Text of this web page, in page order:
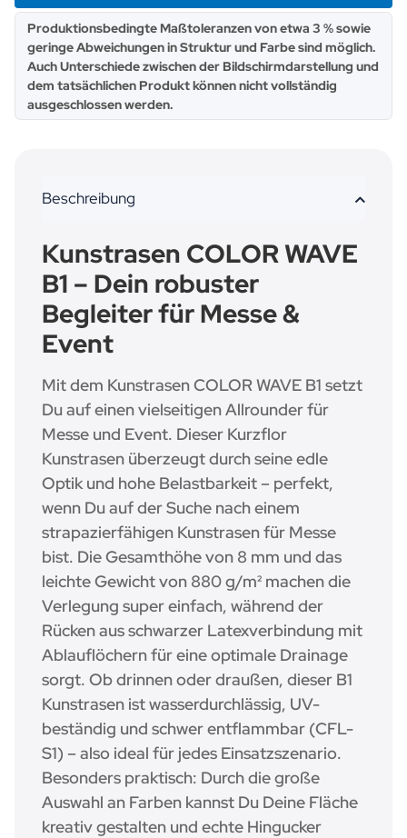
x
Produktionsbedingte Maßtoleranzen von etwa 3 % sowie
geringe Abweichungen in Struktur und Farbe sind möglich.
Auch Unterschiede zwischen der Bildschirmdarstellung und
dem tatsächlichen Produkt können nicht vollständig
ausgeschlossen werden.
Beschreibung
Kunstrasen COLOR WAVE
B1 – Dein robuster
Begleiter für Messe &
Event
Mit dem Kunstrasen COLOR WAVE B1 setzt
Du auf einen vielseitigen Allrounder für
Messe und Event. Dieser Kurzflor
Kunstrasen überzeugt durch seine edle
Optik und hohe Belastbarkeit – perfekt,
wenn Du auf der Suche nach einem
strapazierfähigen Kunstrasen für Messe
bist. Die Gesamthöhe von 8 mm und das
leichte Gewicht von 880 g/m² machen die
Verlegung super einfach, während der
Rücken aus schwarzer Latexverbindung mit
Ablauflöchern für eine optimale Drainage
sorgt. Ob drinnen oder draußen, dieser B1
Kunstrasen ist wasserdurchlässig, UV-
beständig und schwer entflammbar (CFL-
S1) – also ideal für jedes Einsatzszenario.
Besonders praktisch: Durch die große
Auswahl an Farben kannst Du Deine Fläche
kreativ gestalten und echte Hingucker